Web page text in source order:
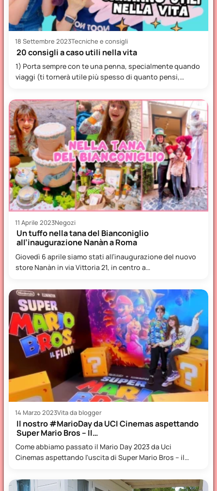
18 Settembre 2023Tecniche e consigli
20 consigli a caso utili nella vita
1) Porta sempre con te una penna, specialmente quando
viaggi (ti tornerà utile più spesso di quanto pensi,…
11 Aprile 2023Negozi
Un tuffo nella tana del Bianconiglio
all’inaugurazione Nanàn a Roma
Giovedì 6 aprile siamo stati all’inaugurazione del nuovo
store Nanàn in via Vittoria 21, in centro a
14 Marzo 2023Vita da blogger
Il nostro #MarioDay da UCI Cinemas aspettando
Super Mario Bros – II…
Come abbiamo passato il Mario Day 2023 da Uci
Cinemas aspettando l'uscita di Super Mario Bros – il…